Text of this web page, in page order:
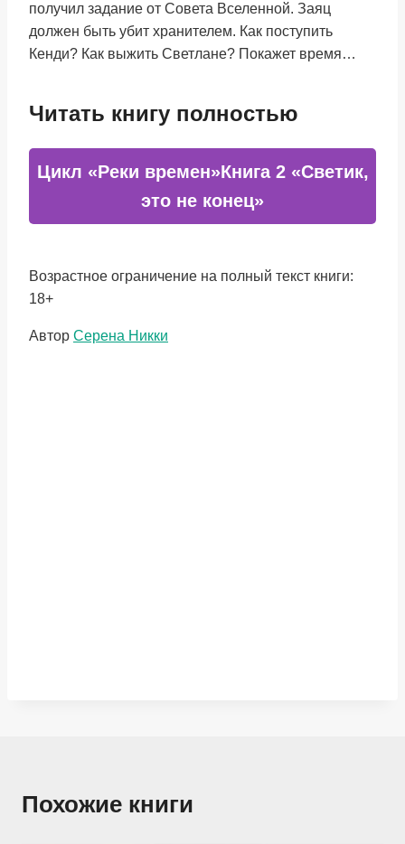
получил задание от Совета Вселенной. Заяц
должен быть убит хранителем. Как поступить
Кенди? Как выжить Светлане? Покажет время…
Читать книгу полностью
Цикл «Реки времен»Книга 2 «Светик,
это не конец»
Возрастное ограничение на полный текст книги:
18+
Метки
Автор Серена Никки
Похожие книги